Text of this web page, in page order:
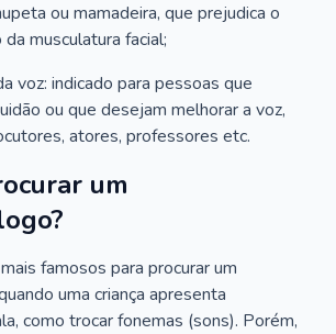
ou mamadeira, que prejudica o
musculatura facial;
voz: indicado para pessoas que
ou que desejam melhorar a voz,
atores, professores etc.
um
famosos para procurar um
uma criança apresenta
como trocar fonemas (sons). Porém,